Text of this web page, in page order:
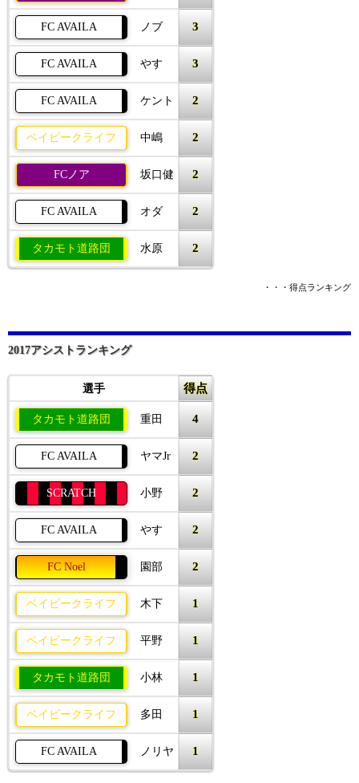
FC AVAILA ノブ 3
FC AVAILA やす 3
FC AVAILA ケント 2
ベイビークライフ 中嶋 2
FCノア 坂口健 2
FC AVAILA オダ 2
タカモト道路団 水原 2
・・・得点ランキング
2017アシストランキング
選手 得点
タカモト道路団 重田 4
FC AVAILA ヤマJr 2
SCRATCH 小野 2
FC AVAILA やす 2
FC Noel 園部 2
ベイビークライフ 木下 1
ベイビークライフ 平野 1
タカモト道路団 小林 1
ベイビークライフ 多田 1
FC AVAILA ノリヤ 1